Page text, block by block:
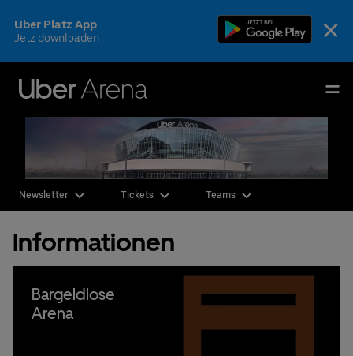
to
content
Tickets
×
Uber Platz App
Jetz downloaden
English
Events & Tickets
Fotos & Videos
Die Arena
Newsletter Tickets Teams
Informationen
Bargeldlose
Arena